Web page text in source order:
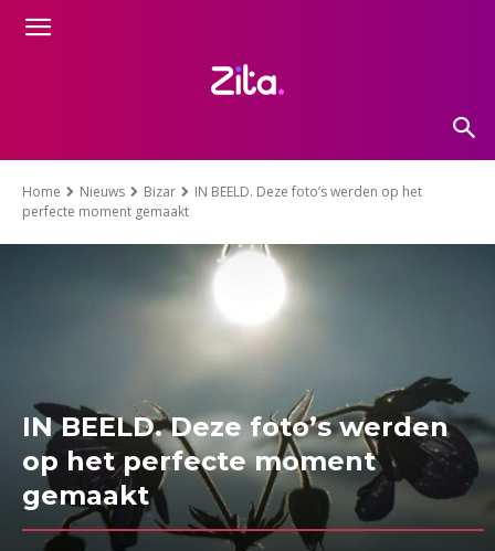
Home Nieuws Bizar
IN BEELD. Deze foto’s werden op het
perfecte moment gemaakt
IN BEELD. Deze foto’s werden
op het perfecte moment
gemaakt